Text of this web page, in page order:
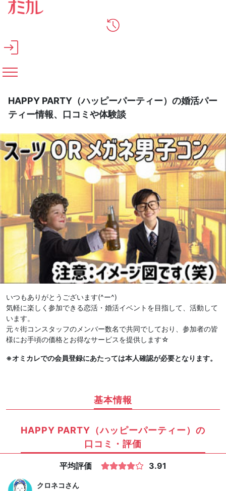
メインコンテンツへスキップ
HAPPY PARTY（ハッピーパーティー）の婚活パー
ティー情報、口コミや体験談
いつもありがとうございます(^ー^)
気軽に楽しく参加できる恋活・婚活イベントを目指して、活動して
います。
元々街コンスタッフのメンバー数名で共同でしており、参加者の皆
様にお手頃の価格とお得なサービスを提供します☆
※オミカレでの会員登録にあたっては本人確認が必要となります。
基本情報
HAPPY PARTY（ハッピーパーティー）の
口コミ・評価
平均評価 3.91
クロネコさん